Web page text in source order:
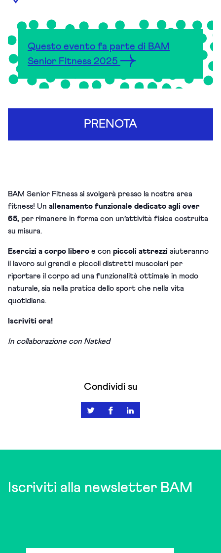
BAM Senior Fitness si svolgerà presso la nostra area
fitness! Un allenamento funzionale dedicato agli over
65, per rimanere in forma con un’attività fisica costruita
su misura.
Esercizi a corpo libero e con piccoli attrezzi aiuteranno
il lavoro sui grandi e piccoli distretti muscolari per
riportare il corpo ad una funzionalità ottimale in modo
naturale, sia nella pratica dello sport che nella vita
quotidiana.
Iscriviti ora!
In collaborazione con Natked
Questo evento fa parte di BAM
Senior Fitness 2025
PRENOTA
Condividi su
Iscriviti alla newsletter BAM